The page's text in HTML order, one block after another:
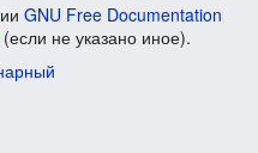
GNU Free Documentation
(если не указано иное).